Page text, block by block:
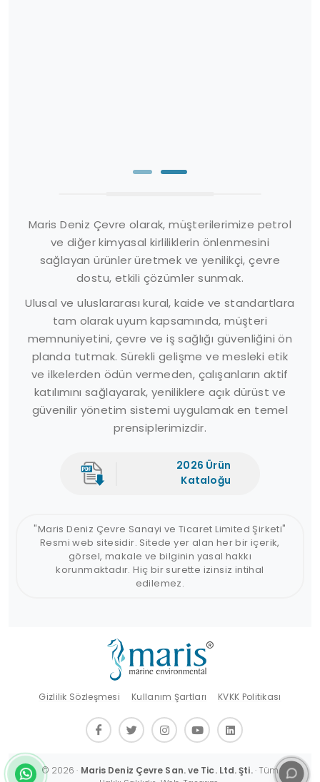
Maris Deniz Çevre olarak, müşterilerimize petrol
ve diğer kimyasal kirliliklerin önlenmesini
sağlayan ürünler üretmek ve yenilikçi, çevre
dostu, etkili çözümler sunmak.
Ulusal ve uluslararası kural, kaide ve standartlara
tam olarak uyum kapsamında, müşteri
memnuniyetini, çevre ve iş sağlığı güvenliğini ön
planda tutmak. Sürekli gelişme ve mesleki etik
ve ilkelerden ödün vermeden, çalışanların aktif
katılımını sağlayarak, yeniliklere açık dürüst ve
güvenilir yönetim sistemi uygulamak en temel
prensiplerimizdir.
2026 Ürün
Kataloğu
"Maris Deniz Çevre Sanayi ve Ticaret Limited Şirketi"
Resmi web sitesidir. Sitede yer alan her bir içerik,
görsel, makale ve bilginin yasal hakkı
korunmaktadır. Hiç bir surette izinsiz intihal
edilemez.
Gizlilik Sözleşmesi Kullanım Şartları KVKK Politikası
© 2026 · Maris Deniz Çevre San. ve Tic. Ltd. Şti.· Tüm